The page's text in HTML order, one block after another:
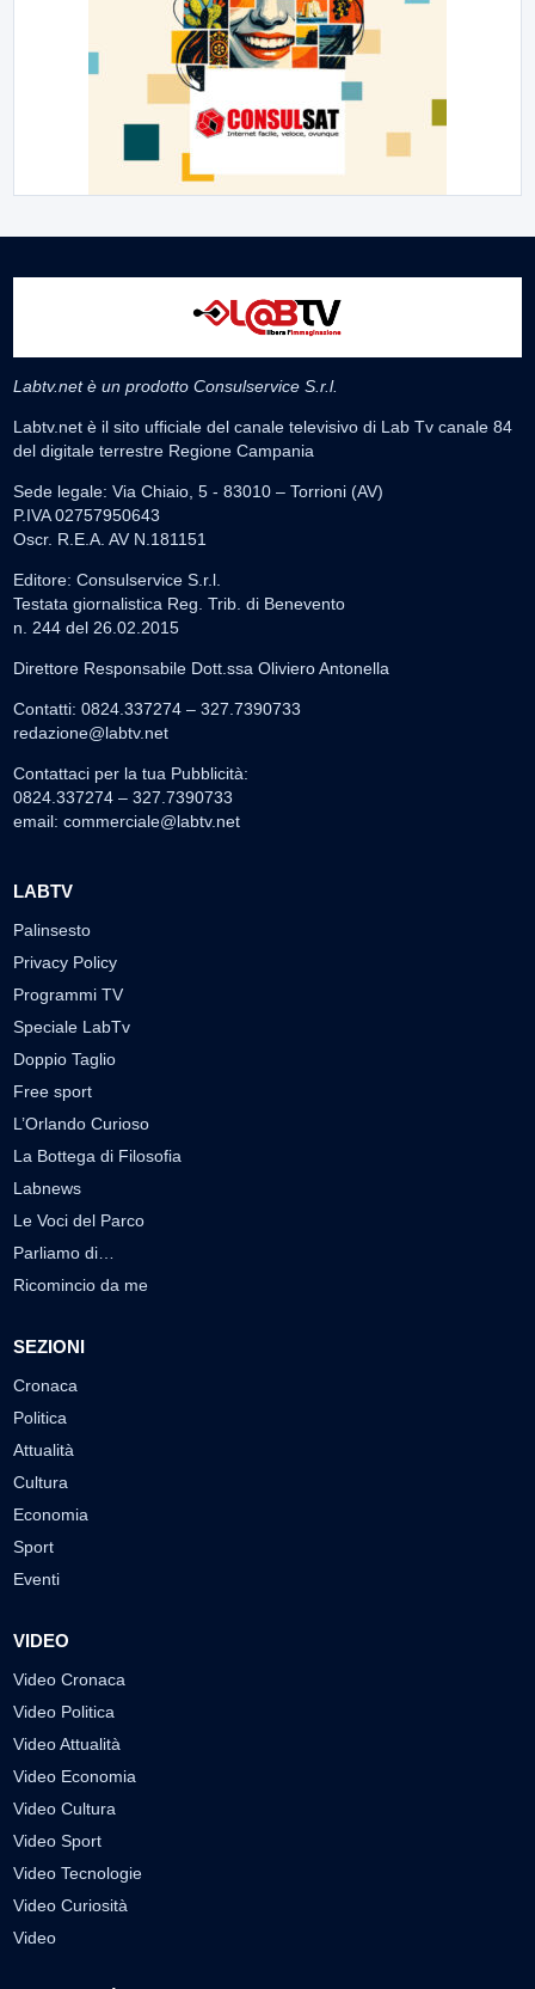
Labtv.net è un prodotto Consulservice S.r.l.
Labtv.net è il sito ufficiale del canale televisivo di Lab Tv canale 84
del digitale terrestre Regione Campania
Sede legale: Via Chiaio, 5 - 83010 – Torrioni (AV)
P.IVA 02757950643
Oscr. R.E.A. AV N.181151
Editore: Consulservice S.r.l.
Testata giornalistica Reg. Trib. di Benevento
n. 244 del 26.02.2015
Direttore Responsabile Dott.ssa Oliviero Antonella
Contatti: 0824.337274 – 327.7390733
redazione@labtv.net
Contattaci per la tua Pubblicità:
0824.337274 – 327.7390733
email: commerciale@labtv.net
LABTV
Palinsesto
Privacy Policy
Programmi TV
Speciale LabTv
Doppio Taglio
Free sport
L’Orlando Curioso
La Bottega di Filosofia
Labnews
Le Voci del Parco
Parliamo di…
Ricomincio da me
SEZIONI
Cronaca
Politica
Attualità
Cultura
Economia
Sport
Eventi
VIDEO
Video Cronaca
Video Politica
Video Attualità
Video Economia
Video Cultura
Video Sport
Video Tecnologie
Video Curiosità
Video